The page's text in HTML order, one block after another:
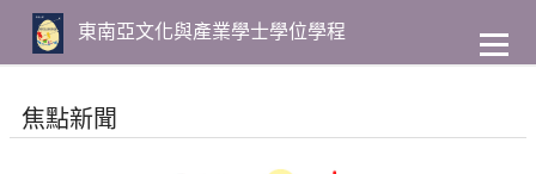
主
要
容
東南亞文化與產業學士學位學程
焦點新聞